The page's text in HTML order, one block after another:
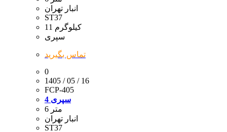
انبار تهران
ST37
11 کیلوگرم
سپری
تماس بگیرید
0
1405 / 05 / 16
FCP-405
سپری 4
6 متر
انبار تهران
ST37